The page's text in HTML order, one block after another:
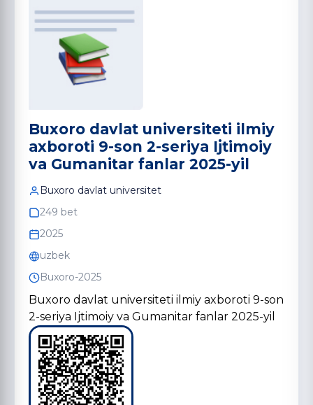
Buxoro davlat universiteti ilmiy
axboroti 9-son 2-seriya Ijtimoiy
va Gumanitar fanlar 2025-yil
Buxoro davlat universitet
249 bet
2025
uzbek
Buxoro-2025
Buxoro davlat universiteti ilmiy axboroti 9-son
2-seriya Ijtimoiy va Gumanitar fanlar 2025-yil